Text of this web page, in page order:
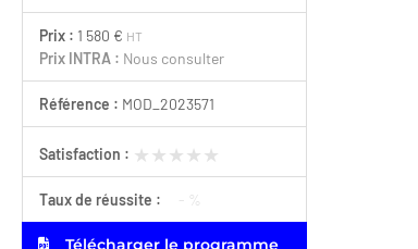
Prix : 1 580 € HT
Prix INTRA : Nous consulter
Référence : MOD_2023571
Satisfaction : ★★★★★
★★★★★
Taux de réussite : - %
Télécharger le programme